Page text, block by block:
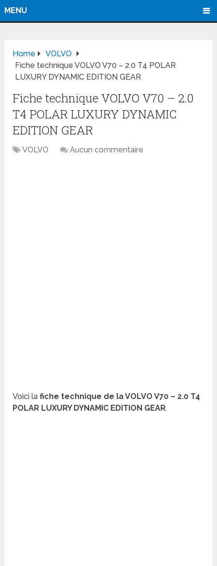
MENU
Home
VOLVO
Fiche technique VOLVO V70 – 2.0 T4 POLAR
LUXURY DYNAMIC EDITION GEAR
Fiche technique VOLVO V70 – 2.0
T4 POLAR LUXURY DYNAMIC
EDITION GEAR
VOLVO Aucun commentaire
Voici la fiche technique de la VOLVO V70 – 2.0 T4
POLAR LUXURY DYNAMIC EDITION GEAR.